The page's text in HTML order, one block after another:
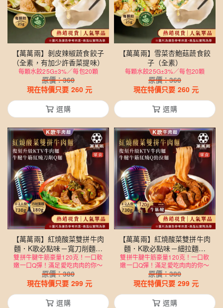
【萬萬兩】剝皮辣椒蔬食餃子
（全素，有加少許香菜提味）
每顆水餃25G±3%／每包20顆
原價：360
現在特價只要 260 元
選購
【萬萬兩】雪菜杏鮑菇蔬食餃
子（全素）
每顆水餃25G±3%／每包20顆
原價：360
現在特價只要 260 元
選購
【萬萬兩】紅燒酸菜雙拼牛肉
麵．K歌必點味－寬刀削麵款
（牛筋牛肉湯550g＋麵180g
／總淨重730g）
雙拼牛腱牛筋豪量120克！一口軟
嫩一口Q彈！滿足愛吃肉肉的你～
原價：380
現在特價只要 299 元
選購
【萬萬兩】紅燒酸菜雙拼牛肉
麵．K歌必點味－細拉麵款
（牛筋牛肉湯550g＋麵180g
／總淨重730g）
雙拼牛腱牛筋豪量120克！一口軟
嫩一口Q彈！滿足愛吃肉肉的你～
原價：380
現在特價只要 299 元
選購